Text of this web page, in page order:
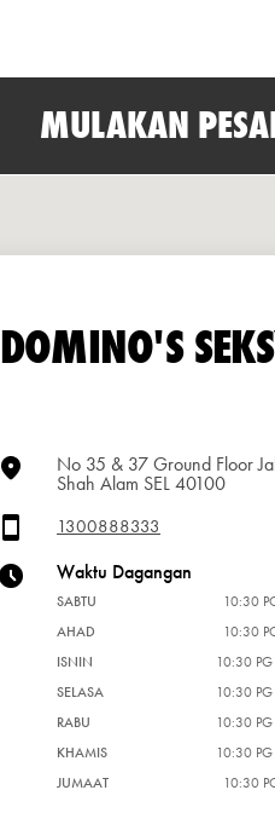
MULAKAN
DOMINO'S
No 35 & 37 Ground Floor
Shah Alam SEL 40100
1300888333
Waktu Dagangan
SABTU
10:30
AHAD
10:30
ISNIN
10:30
SELASA
10:30
RABU
10:30
KHAMIS
10:30
JUMAAT
10:30